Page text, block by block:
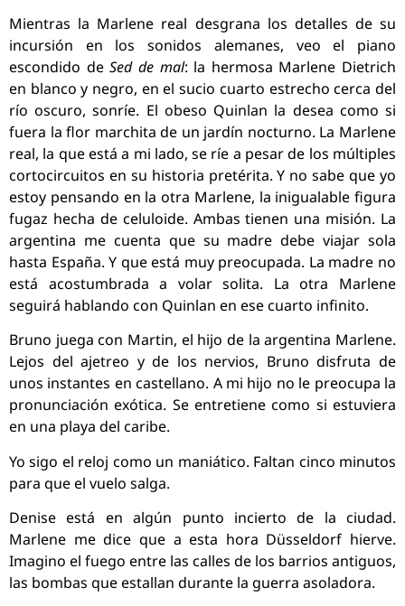
Mientras la Marlene real desgrana los detalles de su
incursión en los sonidos alemanes, veo el piano
escondido deSed de mal: la hermosa Marlene Dietrich
en blanco y negro, en el sucio cuarto estrecho cerca del
río oscuro, sonríe. El obeso Quinlan la desea como si
fuera la flor marchita de un jardín nocturno. La Marlene
real, la que está a mi lado, se ríe a pesar de los múltiples
cortocircuitos en su historia pretérita. Y no sabe que yo
estoy pensando en la otra Marlene, la inigualable figura
fugaz hecha de celuloide. Ambas tienen una misión. La
argentina me cuenta que su madre debe viajar sola
hasta España. Y que está muy preocupada. La madre no
está acostumbrada a volar solita. La otra Marlene
seguirá hablando con Quinlan en ese cuarto infinito.
Bruno juega con Martin, el hijo de la argentina Marlene.
Lejos del ajetreo y de los nervios, Bruno disfruta de
unos instantes en castellano. A mi hijo no le preocupa la
pronunciación exótica. Se entretiene como si estuviera
en una playa del caribe.
Yo sigo el reloj como un maniático. Faltan cinco minutos
para que el vuelo salga.
Denise está en algún punto incierto de la ciudad.
Marlene me dice que a esta hora Düsseldorf hierve.
Imagino el fuego entre las calles de los barrios antiguos,
las bombas que estallan durante la guerra asoladora.